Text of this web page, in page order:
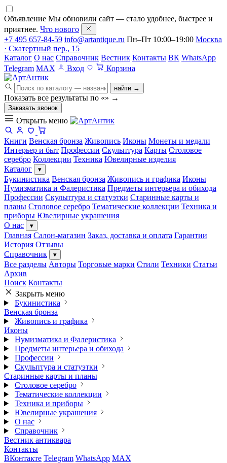
Объявление Мы обновили сайт — стало удобнее, быстрее и
приятнее. Что нового
+7 495 657-84-59 info@artantique.ru Пн–Пт 10:00–19:00 Москва
· Скатертный пер., 15
Каталог О нас Справочник Вестник Контакты ВК WhatsApp
Telegram MAX Вход Корзина
найти →
Показать все результаты по «» →
Заказать звонок
Открыть меню
Книги Венская бронза Живопись Иконы Монеты и медали
Интерьер и быт Профессии Скульптура Карты Столовое
серебро Коллекции Техника Ювелирные изделия
Каталог
▾
Букинистика Венская бронза Живопись и графика Иконы
Нумизматика и Фалеристика Предметы интерьера и обихода
Профессии Скульптура и статуэтки Старинные карты и
планы Столовое серебро Тематические коллекции Техника и
приборы Ювелирные украшения
О нас
▾
Главная Салон-магазин Заказ, доставка и оплата Гарантии
История Отзывы
Справочник
▾
Все разделы Авторы Торговые марки Стили Техники Статьи
Архив
Поиск Контакты
Закрыть меню
Букинистика
Венская бронза
Живопись и графика
Иконы
Нумизматика и Фалеристика
Предметы интерьера и обихода
Профессии
Скульптура и статуэтки
Старинные карты и планы
Столовое серебро
Тематические коллекции
Техника и приборы
Ювелирные украшения
О нас
Справочник
Вестник антиквара
Контакты
ВКонтакте Telegram WhatsApp MAX